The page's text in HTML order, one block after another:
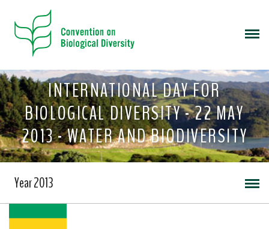
INTERNATIONAL DAY FOR
BIOLOGICAL DIVERSITY - 22 MAY
2013 - WATER AND BIODIVERSITY
Year 2013